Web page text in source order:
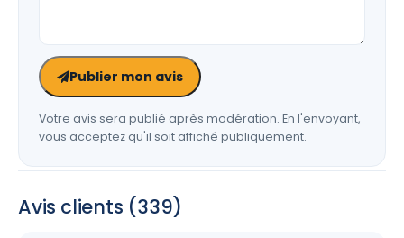
Publier mon avis
Votre avis sera publié après modération. En l'envoyant,
vous acceptez qu'il soit affiché publiquement.
Avis clients (339)